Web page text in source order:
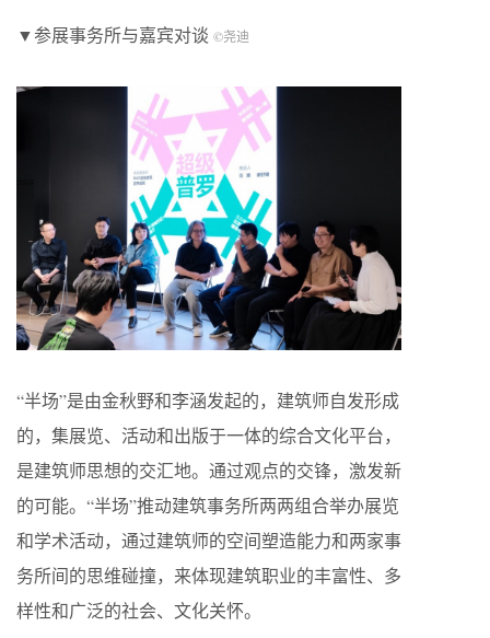
▼参展事务所与嘉宾对谈 ©尧迪
“半场”是由金秋野和李涵发起的，建筑师自发形成
的，集展览、活动和出版于一体的综合文化平台，
是建筑师思想的交汇地。通过观点的交锋，激发新
的可能。“半场”推动建筑事务所两两组合举办展览
和学术活动，通过建筑师的空间塑造能力和两家事
务所间的思维碰撞，来体现建筑职业的丰富性、多
样性和广泛的社会、文化关怀。